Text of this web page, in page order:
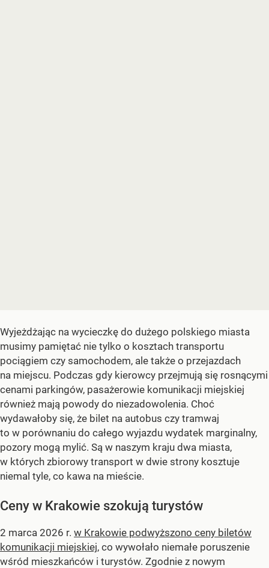
Wyjeżdżając na wycieczkę do dużego polskiego miasta
musimy pamiętać nie tylko o kosztach transportu
pociągiem czy samochodem, ale także o przejazdach
na miejscu. Podczas gdy kierowcy przejmują się rosnącymi
cenami parkingów, pasażerowie komunikacji miejskiej
również mają powody do niezadowolenia. Choć
wydawałoby się, że bilet na autobus czy tramwaj
to w porównaniu do całego wyjazdu wydatek marginalny,
pozory mogą mylić. Są w naszym kraju dwa miasta,
w których zbiorowy transport w dwie strony kosztuje
niemal tyle, co kawa na mieście.
Ceny w Krakowie szokują turystów
2 marca 2026 r. w Krakowie podwyższono ceny biletów
komunikacji miejskiej, co wywołało niemałe poruszenie
wśród mieszkańców i turystów. Zgodnie z nowym